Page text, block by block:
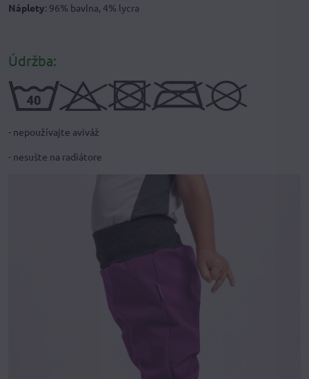
Náplety: 96% bavlna, 4% lycra
Údržba:
- nepoužívajte aviváž
- nesušte na radiátore